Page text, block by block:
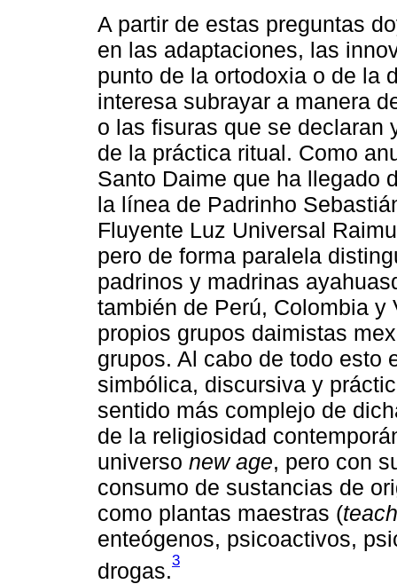
A partir de estas preguntas
en las adaptaciones, las
punto de la ortodoxia o de la
interesa subrayar a manera
o las fisuras que se declaran
de la práctica ritual. Como
Santo Daime que ha llegado
la línea de Padrinho
Fluyente Luz Universal
pero de forma paralela
padrinos y madrinas
también de Perú, Colombia
propios grupos daimistas
grupos. Al cabo de todo esto
simbólica, discursiva y
sentido más complejo de
de la religiosidad
universo new age, pero con
consumo de sustancias de
como plantas maestras (
enteógenos, psicoactivos,
drogas.3